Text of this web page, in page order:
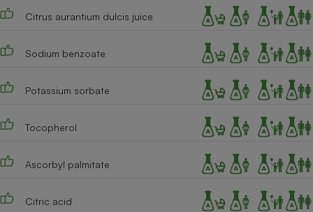
Citrus aurantium dulcis juice
Sodium benzoate
Potassium sorbate
Tocopherol
Ascorbyl palmitate
Citric acid